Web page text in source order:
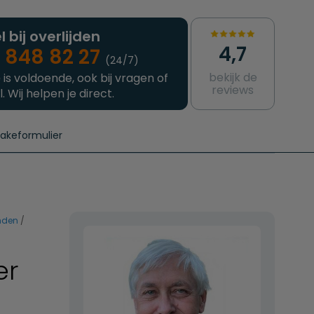
bij overlijden
82 27 (24/7)
voldoende, ook bij vragen of
Wij helpen je direct.
4,7
bekijk de
reviews